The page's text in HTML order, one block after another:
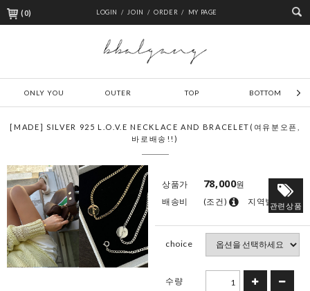
(0) LOGIN / JOIN / ORDER / MY PAGE
ONLY YOU OUTER TOP BOTTOM
[MADE] SILVER 925 L.O.V.E NECKLACE AND BRACELET(여유분오픈,
바로배송!!)
상품가 78,000원
배송비
(조건) 지역별관련상품
choice
수량